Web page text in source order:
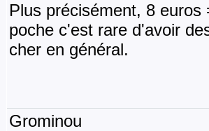
Plus précisément, 8
poche c'est rare d'avoir
cher en général.
Grominou